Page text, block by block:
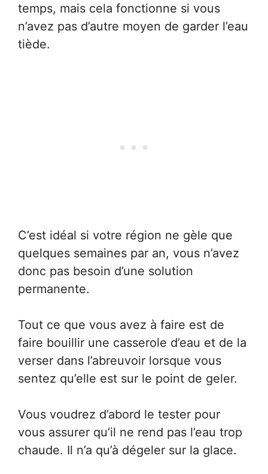
temps, mais cela fonctionne si vous
n’avez pas d’autre moyen de garder l’eau
tiède.
C’est idéal si votre région ne gèle que
quelques semaines par an, vous n’avez
donc pas besoin d’une solution
permanente.
Tout ce que vous avez à faire est de
faire bouillir une casserole d’eau et de la
verser dans l’abreuvoir lorsque vous
sentez qu’elle est sur le point de geler.
Vous voudrez d’abord le tester pour
vous assurer qu’il ne rend pas l’eau trop
chaude. Il n’a qu’à dégeler sur la glace.